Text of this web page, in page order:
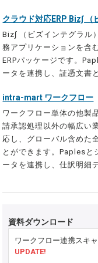
クラウド対応ERP Biz∫ （
Biz∫ （ビズインテグラ
務アプリケーションを含
ERPパッケージです。
ータを連携し、証憑文書
intra-mart ワークフロー
ワークフロー単体の他製
請承認処理以外の幅広い
応し、グローバル含めた
とができます。Paplesと
ータを連携し、仕訳明細
資料ダウンロード
ワークフロー連携スキ
UPDATE!